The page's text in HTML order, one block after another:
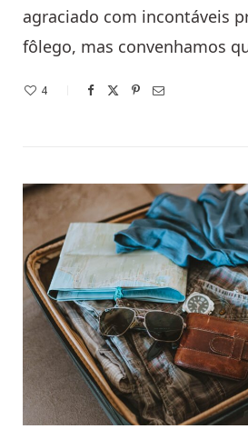
agraciado com incontáveis
fôlego, mas convenhamos
4